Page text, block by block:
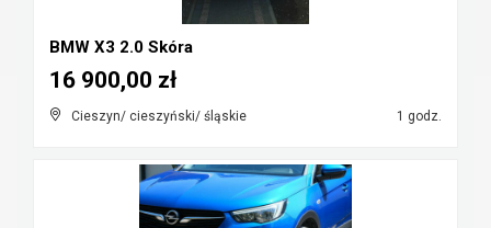
BMW X3 2.0 Skóra
Cieszyn/ cieszyński/ śląskie 1 godz.
16 900,00 zł